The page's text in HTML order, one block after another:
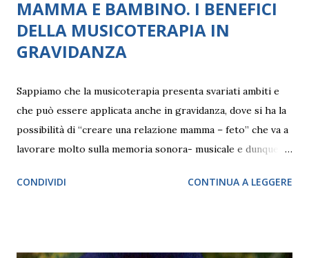
MAMMA E BAMBINO. I BENEFICI
DELLA MUSICOTERAPIA IN
GRAVIDANZA
Sappiamo che la musicoterapia presenta svariati ambiti e
che può essere applicata anche in gravidanza, dove si ha la
possibilità di “creare una relazione mamma – feto” che va a
lavorare molto sulla memoria sonora- musicale e dunque
particolare questo momento? La musica svolge un ruolo
CONDIVIDI CONTINUA A LEGGERE